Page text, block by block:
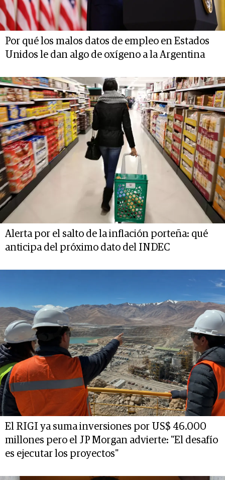
Por qué los malos datos de empleo en Estados
Unidos le dan algo de oxígeno a la Argentina
Alerta por el salto de la inflación porteña: qué
anticipa del próximo dato del INDEC
El RIGI ya suma inversiones por US$ 46.000
millones pero el JP Morgan advierte: "El desafío
es ejecutar los proyectos"